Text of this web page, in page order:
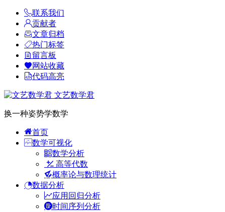
联系我们
贡献者
文章归档
热门标签
留言板
网站收藏
代码高亮
文艺数学君
换一种姿势学数学
首页
数学可视化
数学分析
高等代数
概率论与数理统计
数据分析
应用回归分析
时间序列分析